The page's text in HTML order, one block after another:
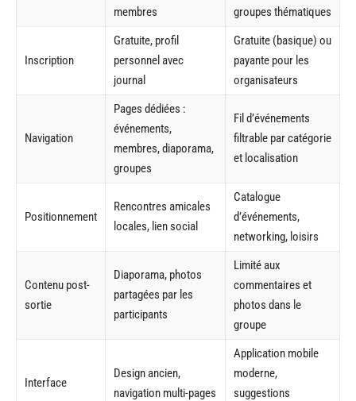
membres
groupes thématiques
Inscription
Gratuite, profil
personnel avec
journal
Gratuite (basique) ou
payante pour les
organisateurs
Navigation
Pages dédiées :
événements,
membres, diaporama,
groupes
Fil d’événements
filtrable par catégorie
et localisation
Positionnement
Rencontres amicales
locales, lien social
Catalogue
d’événements,
networking, loisirs
Contenu post-
sortie
Diaporama, photos
partagées par les
participants
Limité aux
commentaires et
photos dans le
groupe
Interface
Design ancien,
navigation multi-pages
Application mobile
moderne,
suggestions